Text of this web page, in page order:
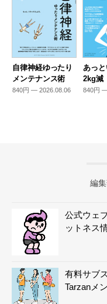
自律神経ゆったり
メンテナンス術
840円 — 2026.08.06
あっ
2kg減
840円
編
公式ウェ
ットネス
有料サブ
Tarzanメ